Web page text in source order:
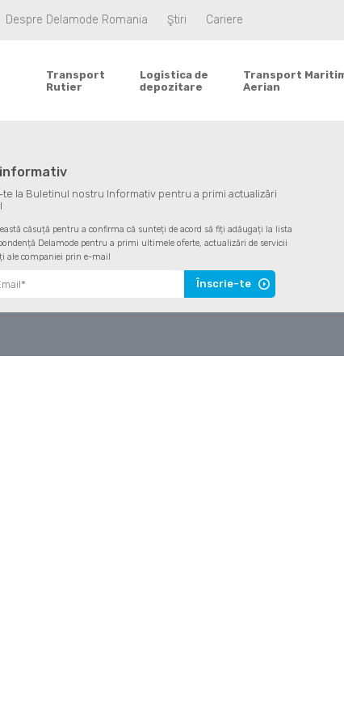
Despre Delamode Romania Ştiri Cariere
Transport
Rutier
Logistica de
depozitare
Transport
Aerian
te la Buletinul nostru Informativ pentru a primi actualizări
căsuță pentru a confirma că sunteți de acord să fiți adăugați la lista
Delamode pentru a primi ultimele oferte, actualizări de servicii
ale companiei prin e-mail
Înscrie-te